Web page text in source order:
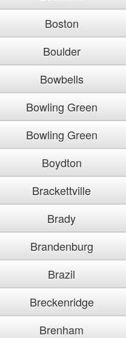
Boston
Boulder
Bowbells
Bowling Green
Bowling Green
Boydton
Brackettville
Brady
Brandenburg
Brazil
Breckenridge
Brenham